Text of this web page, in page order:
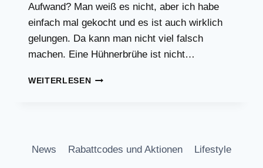
Aufwand? Man weiß es nicht, aber ich habe
einfach mal gekocht und es ist auch wirklich
gelungen. Da kann man nicht viel falsch
machen. Eine Hühnerbrühe ist nicht…
WEITERLESENKINDERLEICHTES
News Rabattcodes und Aktionen
Lifestyle